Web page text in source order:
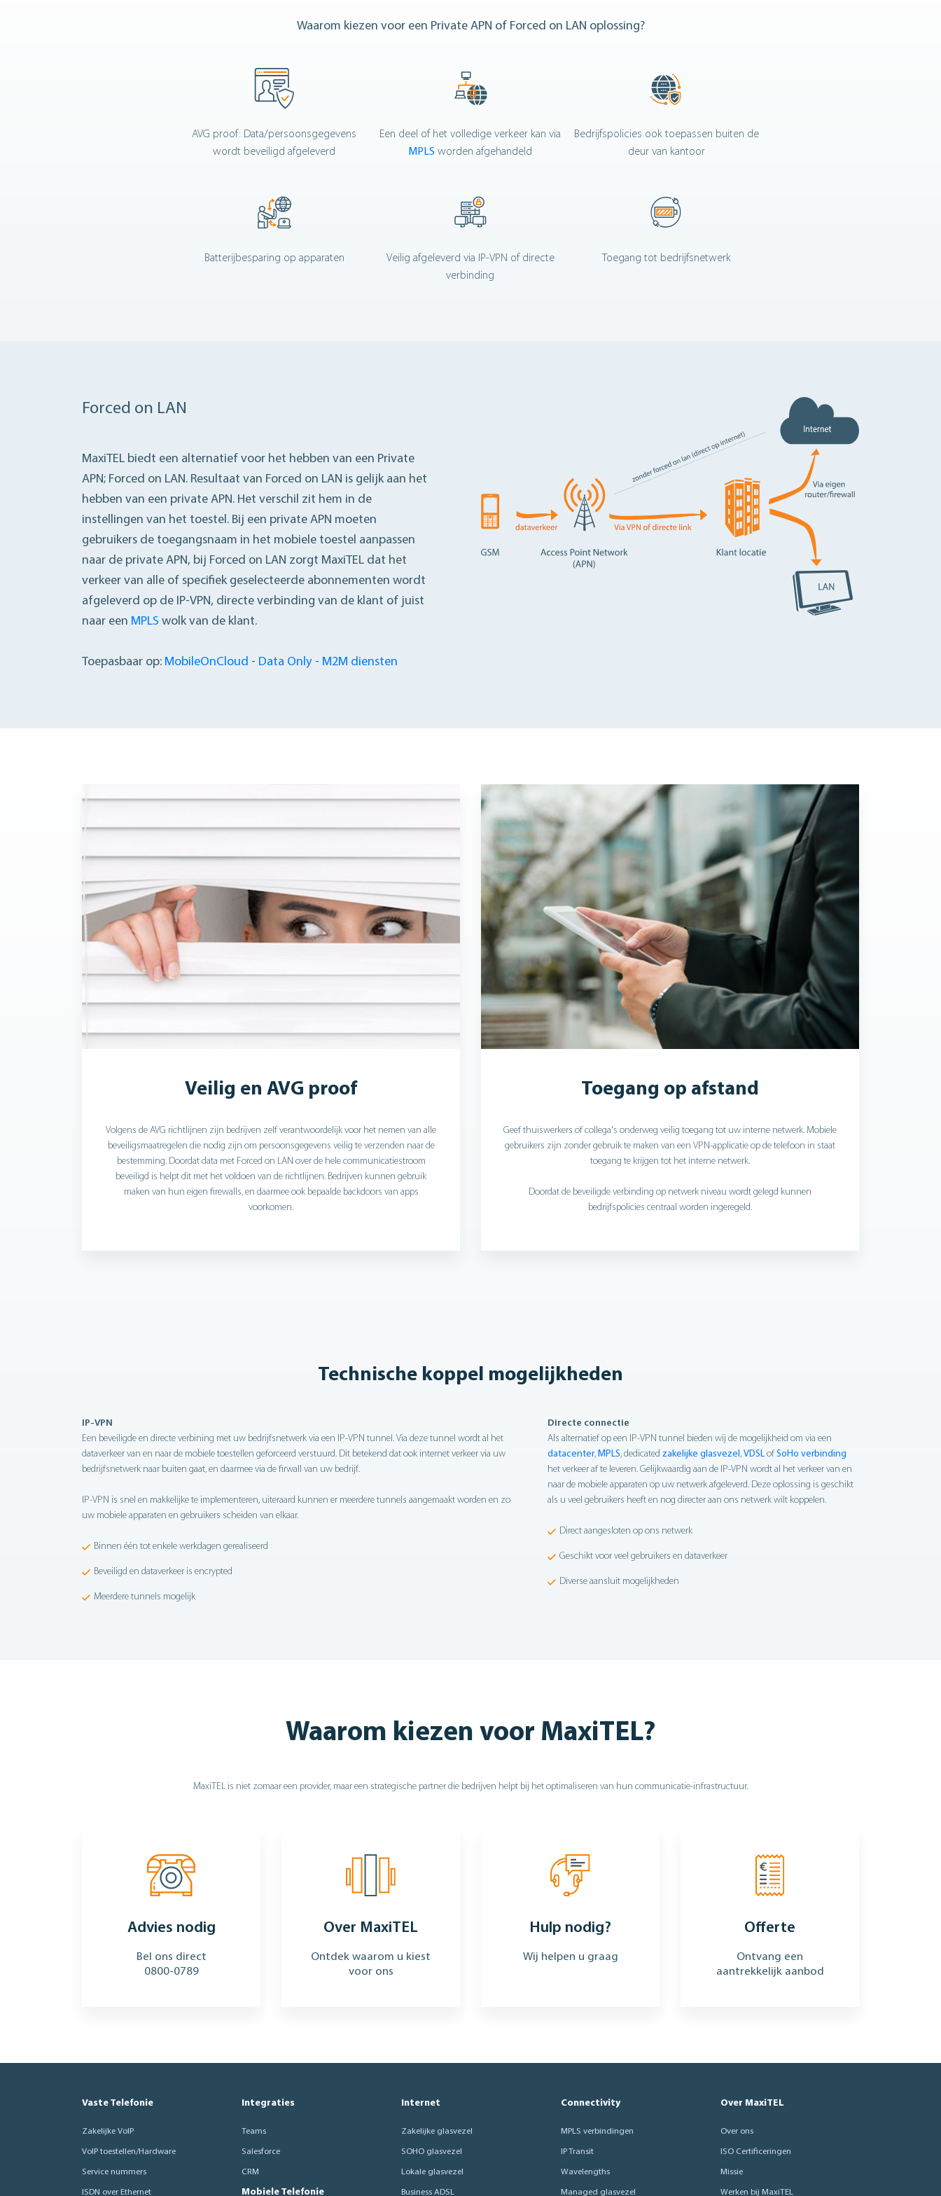
Waarom kiezen voor een Private APN of Forced on LAN oplossing?
AVG proof: Data/persoonsgegevens
wordt beveiligd afgeleverd
Een deel of het volledige verkeer kan via
MPLS worden afgehandeld
Bedrijfspolicies ook toepassen buiten de
deur van kantoor
Batterijbesparing op apparaten
Veilig afgeleverd via IP-VPN of directe
verbinding
Toegang tot bedrijfsnetwerk
Forced on LAN
MaxiTEL biedt een alternatief voor het hebben van een Private
APN; Forced on LAN. Resultaat van Forced on LAN is gelijk aan het
hebben van een private APN. Het verschil zit hem in de
instellingen van het toestel. Bij een private APN moeten
gebruikers de toegangsnaam in het mobiele toestel aanpassen
naar de private APN, bij Forced on LAN zorgt MaxiTEL dat het
verkeer van alle of specifiek geselecteerde abonnementen wordt
afgeleverd op de IP-VPN, directe verbinding van de klant of juist
naar een MPLS wolk van de klant.
Toepasbaar op: MobileOnCloud - Data Only - M2M diensten
Veilig en AVG proof
Volgens de AVG richtlijnen zijn bedrijven zelf verantwoordelijk voor het nemen van alle
beveiligsmaatregelen die nodig zijn om persoonsgegevens veilig te verzenden naar de
bestemming. Doordat data met Forced on LAN over de hele communicatiestroom
beveiligd is helpt dit met het voldoen van de richtlijnen. Bedrijven kunnen gebruik
maken van hun eigen firewalls, en daarmee ook bepaalde backdoors van apps
voorkomen.
Toegang op afstand
Geef thuiswerkers of collega's onderweg veilig toegang tot uw interne netwerk. Mobiele
gebruikers zijn zonder gebruik te maken van een VPN-applicatie op de telefoon in staat
toegang te krijgen tot het interne netwerk.
Doordat de beveiligde verbinding op netwerk niveau wordt gelegd kunnen
bedrijfspolicies centraal worden ingeregeld.
Technische koppel mogelijkheden
IP-VPN
Een beveiligde en directe verbining met uw bedrijfsnetwerk via een IP-VPN tunnel. Via deze tunnel wordt al het
dataverkeer van en naar de mobiele toestellen geforceerd verstuurd. Dit betekend dat ook internet verkeer via uw
bedrijfsnetwerk naar buiten gaat, en daarmee via de firwall van uw bedrijf.
IP-VPN is snel en makkelijke te implementeren, uiteraard kunnen er meerdere tunnels aangemaakt worden en zo
uw mobiele apparaten en gebruikers scheiden van elkaar.
Binnen één tot enkele werkdagen gerealiseerd
Beveiligd en dataverkeer is encrypted
Meerdere tunnels mogelijk
Directe connectie
Als alternatief op een IP-VPN tunnel bieden wij de mogelijkheid om via een
datacenter, MPLS, dedicated zakelijke glasvezel, VDSL of SoHo verbinding
het verkeer af te leveren. Gelijkwaardig aan de IP-VPN wordt al het verkeer van en
naar de mobiele apparaten op uw netwerk afgeleverd. Deze oplossing is geschikt
als u veel gebruikers heeft en nog directer aan ons netwerk wilt koppelen.
Direct aangesloten op ons netwerk
Geschikt voor veel gebruikers en dataverkeer
Diverse aansluit mogelijkheden
Waarom kiezen voor MaxiTEL?
MaxiTEL is niet zomaar een provider, maar een strategische partner die bedrijven helpt bij het optimaliseren van hun communicatie-infrastructuur.
Advies nodig
Bel ons direct
0800-0789
Over MaxiTEL
Ontdek waarom u kiest
voor ons
Hulp nodig?
Wij helpen u graag
Offerte
Ontvang een
aantrekkelijk aanbod
Vaste Telefonie
Zakelijke VoIP
VoIP toestellen/Hardware
Service nummers
ISDN over Ethernet
Integraties
Teams
Salesforce
CRM
Mobiele Telefonie
Internet
Zakelijke glasvezel
SOHO glasvezel
Lokale glasvezel
Business ADSL
Connectivity
MPLS verbindingen
IP Transit
Wavelengths
Managed glasvezel
Over MaxiTEL
Over ons
ISO Certificeringen
Missie
Werken bij MaxiTEL